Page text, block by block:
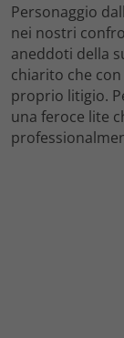
Personaggio
nei nostri
aneddoti della
chiarito che
proprio litigio.
una feroce lite